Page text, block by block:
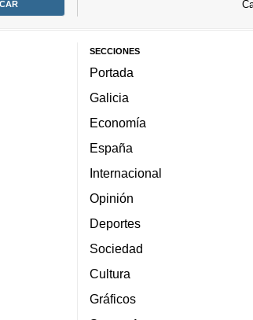
SECCIONES
Portada
Galicia
Economía
España
Internacional
Opinión
Deportes
Sociedad
Cultura
Gráficos